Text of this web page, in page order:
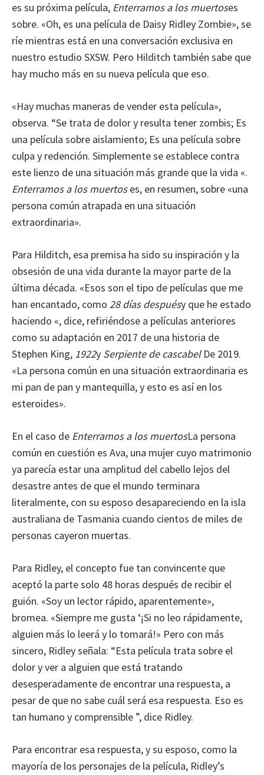
es su próxima película, Enterramos a los muertoses
sobre. «Oh, es una película de Daisy Ridley Zombie», se
ríe mientras está en una conversación exclusiva en
nuestro estudio SXSW. Pero Hilditch también sabe que
hay mucho más en su nueva película que eso.
«Hay muchas maneras de vender esta película»,
observa. “Se trata de dolor y resulta tener zombis; Es
una película sobre aislamiento; Es una película sobre
culpa y redención. Simplemente se establece contra
este lienzo de una situación más grande que la vida «.
Enterramos a los muertoses, en resumen, sobre «una
persona común atrapada en una situación
extraordinaria».
Para Hilditch, esa premisa ha sido su inspiración y la
obsesión de una vida durante la mayor parte de la
última década. «Esos son el tipo de películas que me
han encantado, como 28 días despuésy que he estado
haciendo «, dice, refiriéndose a películas anteriores
como su adaptación en 2017 de una historia de
Stephen King, 1922y Serpiente de cascabelDe 2019.
«La persona común en una situación extraordinaria es
mi pan de pan y mantequilla, y esto es así en los
esteroides».
En el caso de Enterramos a los muertosLa persona
común en cuestión es Ava, una mujer cuyo matrimonio
ya parecía estar una amplitud del cabello lejos del
desastre antes de que el mundo terminara
literalmente, con su esposo desapareciendo en la isla
australiana de Tasmania cuando cientos de miles de
personas cayeron muertas.
Para Ridley, el concepto fue tan convincente que
aceptó la parte solo 48 horas después de recibir el
guión. «Soy un lector rápido, aparentemente»,
bromea. «Siempre me gusta ‘¡Si no leo rápidamente,
alguien más lo leerá y lo tomará!» Pero con más
sincero, Ridley señala: “Esta película trata sobre el
dolor y ver a alguien que está tratando
desesperadamente de encontrar una respuesta, a
pesar de que no sabe cuál será esa respuesta. Eso es
tan humano y comprensible ”, dice Ridley.
Para encontrar esa respuesta, y su esposo, como la
mayoría de los personajes de la película, Ridley’s